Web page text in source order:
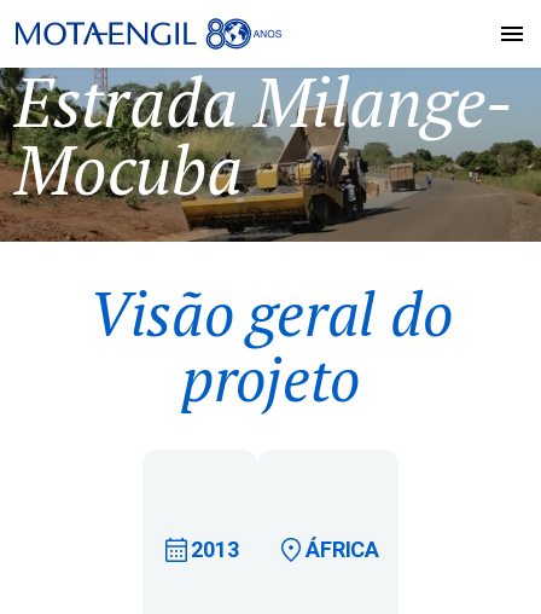
Estrada Milange-
Mocuba
Visão geral do
projeto
2013 ÁFRICA